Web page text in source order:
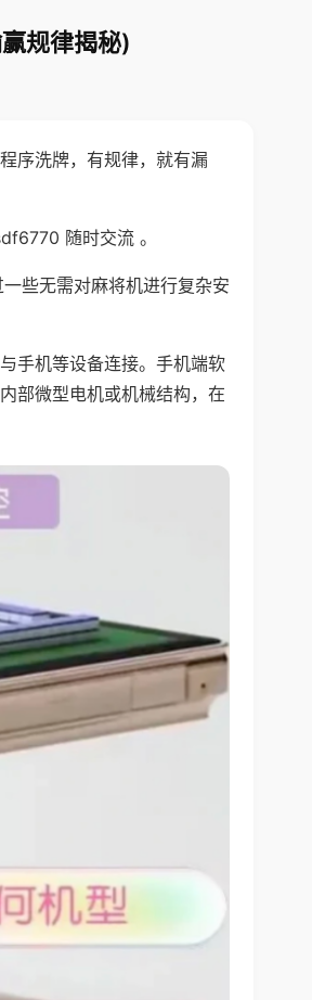
规律揭秘)
序洗牌，有规律，就有漏
随时交流 。
些无需对麻将机进行复杂安
手机等设备连接。手机端软
部微型电机或机械结构，在